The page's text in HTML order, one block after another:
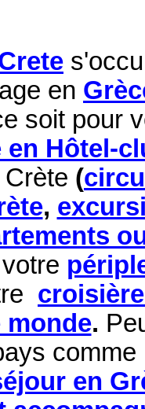
en
soit pour
en Hôtel-
(
,
votre
monde.
en